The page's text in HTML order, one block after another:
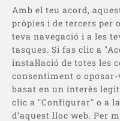
Categories
Amb el teu acord,
pròpies i de tercers per
teva navegació i a les
tasques. Si fas clic a
instal·lació de totes les
consentiment o oposar-
basat en un interès
clic a "Configurar" o a
d’aquest lloc web. Per